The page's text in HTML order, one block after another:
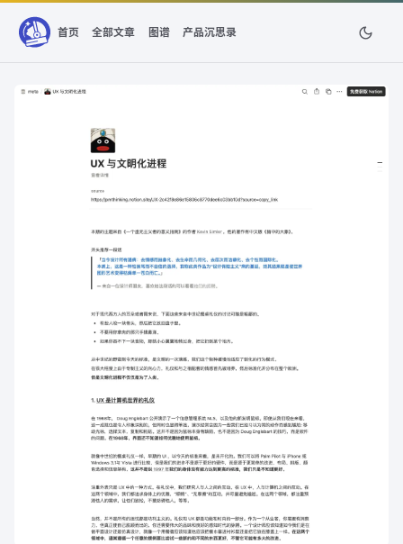
首页 全部文章 图谱 产品沉思录